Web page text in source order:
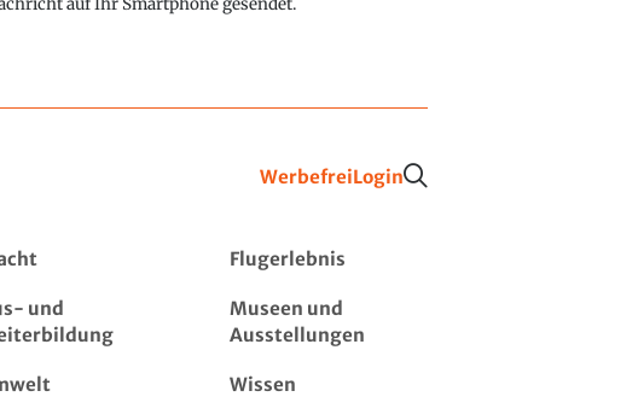
auf Ihr Smartphone gesendet.
WerbefreiLogin
Flugerlebnis
und
Museen und
Ausstellungen
Wissen